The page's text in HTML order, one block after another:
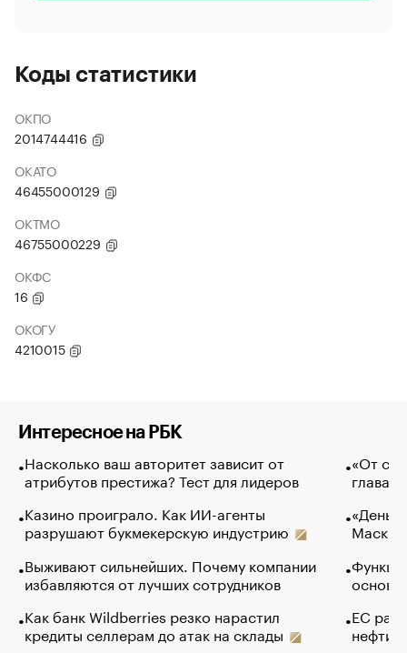
Коды статистики
ОКПО
2014744416
ОКАТО
46455000129
ОКТМО
46755000229
ОКФС
16
ОКОГУ
4210015
Интересное на РБК
Насколько ваш авторитет зависит от
атрибутов престижа? Тест для лидеров
Казино проиграло. Как ИИ-агенты
разрушают букмекерскую индустрию
Выживают сильнейших. Почему компании
избавляются от лучших сотрудников
Как банк Wildberries резко нарастил
кредиты селлерам до атак на склады
«От
глава
Маск в
основ
ЕС
нефти